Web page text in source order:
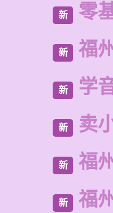
新 零
新 福
新 学
新 卖
新 福
新 福